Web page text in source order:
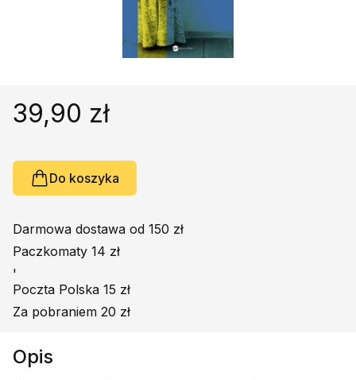
Promocja
39,90 zł
Do koszyka
Darmowa dostawa od 150 zł
Paczkomaty 14 zł
'
Poczta Polska 15 zł
Za pobraniem 20 zł
Opis